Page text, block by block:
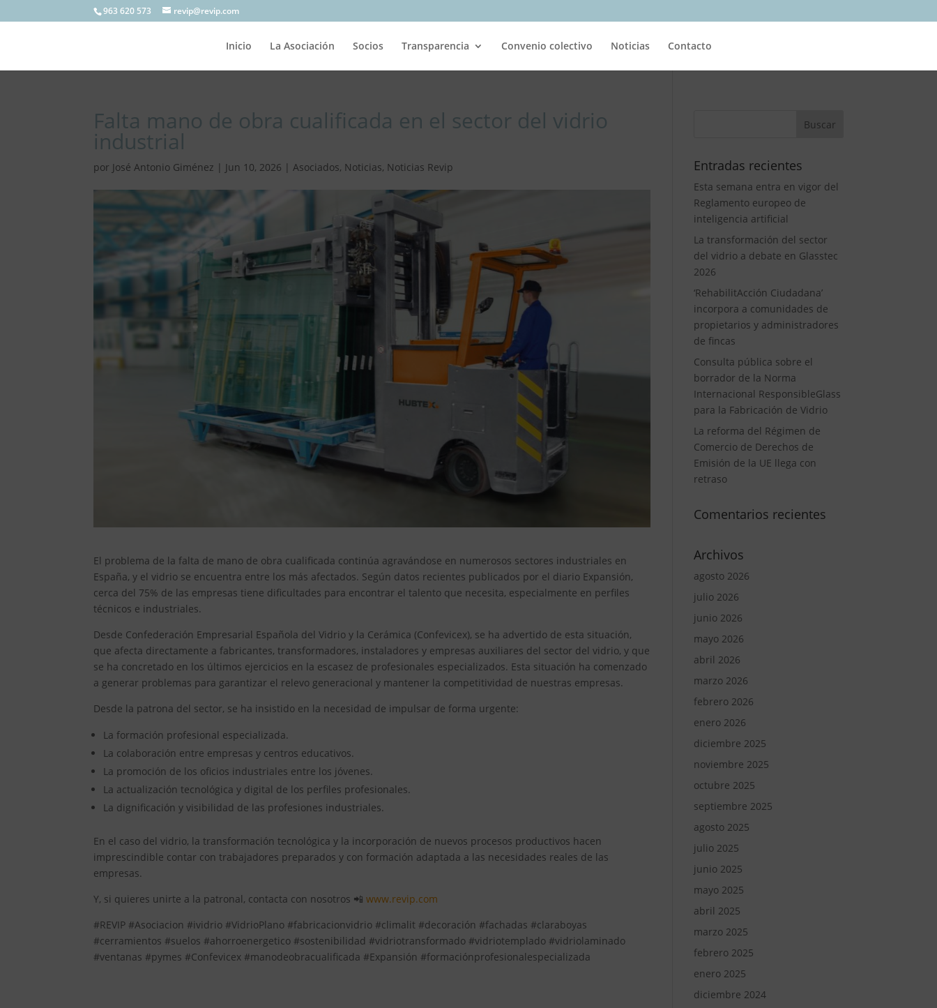
963 620 573 revip@revip.com
Inicio La Asociación Socios Transparencia Convenio colectivo Noticias Contacto
Falta mano de obra cualificada en el sector del vidrio
industrial
por José Antonio Giménez | Jun 10, 2026 |Asociados, Noticias, Noticias Revip
El problema de la falta de mano de obra cualificada continúa agravándose en numerosos sectores industriales en
España, y el vidrio se encuentra entre los más afectados. Según datos recientes publicados por el diario Expansión,
cerca del 75% de las empresas tiene dificultades para encontrar el talento que necesita, especialmente en perfiles
técnicos e industriales.
Desde Confederación Empresarial Española del Vidrio y la Cerámica (Confevicex), se ha advertido de esta situación,
que afecta directamente a fabricantes, transformadores, instaladores y empresas auxiliares del sector del vidrio, y que
se ha concretado en los últimos ejercicios en la escasez de profesionales especializados. Esta situación ha comenzado
a generar problemas para garantizar el relevo generacional y mantener la competitividad de nuestras empresas.
Desde la patrona del sector, se ha insistido en la necesidad de impulsar de forma urgente:
La formación profesional especializada.
La colaboración entre empresas y centros educativos.
La promoción de los oficios industriales entre los jóvenes.
La actualización tecnológica y digital de los perfiles profesionales.
La dignificación y visibilidad de las profesiones industriales.
En el caso del vidrio, la transformación tecnológica y la incorporación de nuevos procesos productivos hacen
imprescindible contar con trabajadores preparados y con formación adaptada a las necesidades reales de las
empresas.
Y, si quieres unirte a la patronal, contacta con nosotros 📲www.revip.com
#REVIP #Asociacion #ividrio #VidrioPlano #fabricacionvidrio #climalit #decoración #fachadas #claraboyas
#cerramientos #suelos #ahorroenergetico #sostenibilidad #vidriotransformado #vidriotemplado #vidriolaminado
#ventanas #pymes #Confevicex #manodeobracualificada #Expansión #formaciónprofesionalespecializada
Entradas recientes
Esta semana entra en vigor del
Reglamento europeo de
inteligencia artificial
La transformación del sector
del vidrio a debate en Glasstec
2026
‘RehabilitAcción Ciudadana’
incorpora a comunidades de
propietarios y administradores
de fincas
Consulta pública sobre el
borrador de la Norma
Internacional ResponsibleGlass
para la Fabricación de Vidrio
La reforma del Régimen de
Comercio de Derechos de
Emisión de la UE llega con
retraso
Comentarios recientes
Archivos
agosto 2026
julio 2026
junio 2026
mayo 2026
abril 2026
marzo 2026
febrero 2026
enero 2026
diciembre 2025
noviembre 2025
octubre 2025
septiembre 2025
agosto 2025
julio 2025
junio 2025
mayo 2025
abril 2025
marzo 2025
febrero 2025
enero 2025
diciembre 2024